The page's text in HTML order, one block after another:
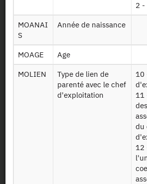
2 -
MOANAI
S
Année de naissance
MOAGE Age
MOLIEN
Type de lien de
parenté avec le chef
d'exploitation
10 - Chef
11
du
12
Plan d’accès
Newsletter
Presse et rapports
Marchés publics
Mentions légales
Protection des
personnelles